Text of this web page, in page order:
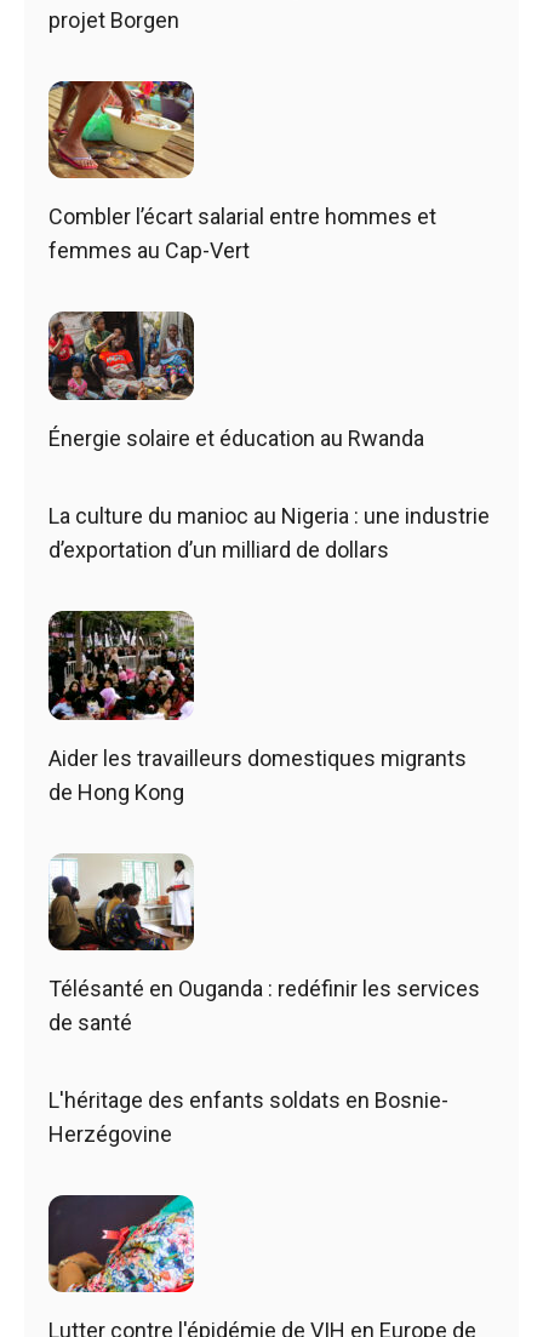
projet Borgen
Combler l’écart salarial entre hommes et
femmes au Cap-Vert
Énergie solaire et éducation au Rwanda
La culture du manioc au Nigeria : une industrie
d’exportation d’un milliard de dollars
Aider les travailleurs domestiques migrants
de Hong Kong
Télésanté en Ouganda : redéfinir les services
de santé
L'héritage des enfants soldats en Bosnie-
Herzégovine
Lutter contre l'épidémie de VIH en Europe de